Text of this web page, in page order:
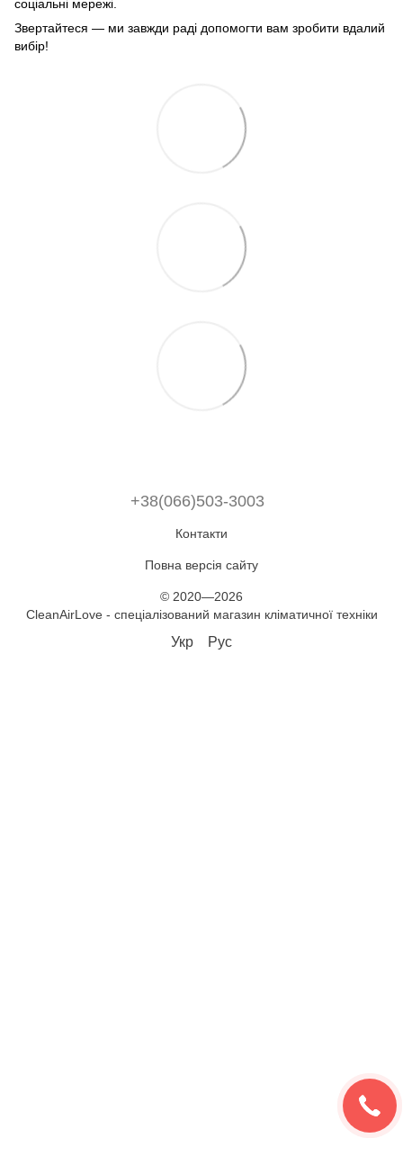
соціальні мережі.
Звертайтеся — ми завжди раді допомогти вам зробити вдалий
вибір!
+38(066)503-3003
Контакти
Повна версія сайту
© 2020—2026
CleanAirLove - спеціалізований магазин кліматичної техніки
Укр Рус